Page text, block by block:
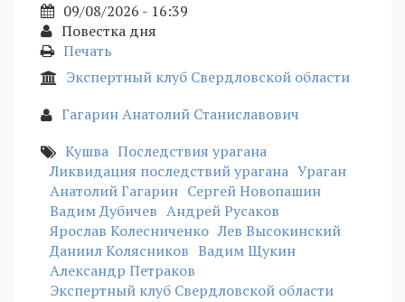
09/08/2026 - 16:39
Повестка дня
Печать
Экспертный клуб Свердловской области
Гагарин Анатолий Станиславович
Кушва Последствия урагана
Ликвидация последствий урагана Ураган
Анатолий Гагарин Сергей Новопашин
Вадим Дубичев Андрей Русаков
Ярослав Колесниченко Лев Высокинский
Даниил Колясников Вадим Щукин
Александр Петраков
Экспертный клуб Свердловской области